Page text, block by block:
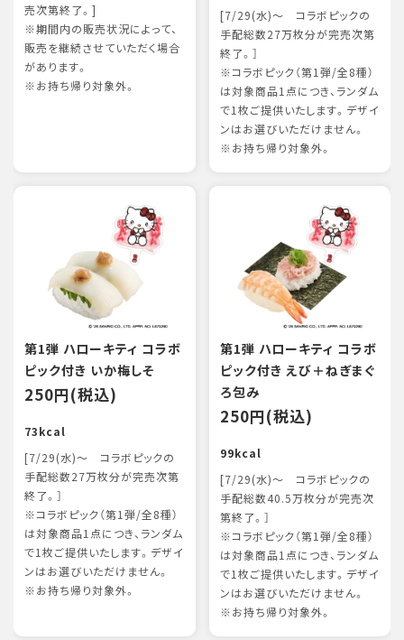
売次第終了。]
※期間内の販売状況によって、
販売を継続させていただく場合
があります。
※お持ち帰り対象外。
[7/29(水)～ コラボピックの
手配総数27万枚分が完売次第
終了。］
※コラボピック（第1弾/全8種）
は対象商品1点につき、ランダム
で1枚ご提供いたします。デザイ
ンはお選びいただけません。
※お持ち帰り対象外。
第1弾 ハローキティ コラボ
ピック付き いか梅しそ
250円(税込)
73kcal
[7/29(水)～ コラボピックの
手配総数27万枚分が完売次第
終了。］
※コラボピック（第1弾/全8種）
は対象商品1点につき、ランダム
で1枚ご提供いたします。デザイ
ンはお選びいただけません。
※お持ち帰り対象外。
第1弾 ハローキティ コラボ
ピック付き えび＋ねぎまぐ
ろ包み
250円(税込)
99kcal
[7/29(水)～ コラボピックの
手配総数40.5万枚分が完売次
第終了。］
※コラボピック（第1弾/全8種）
は対象商品1点につき、ランダム
で1枚ご提供いたします。デザイ
ンはお選びいただけません。
※お持ち帰り対象外。